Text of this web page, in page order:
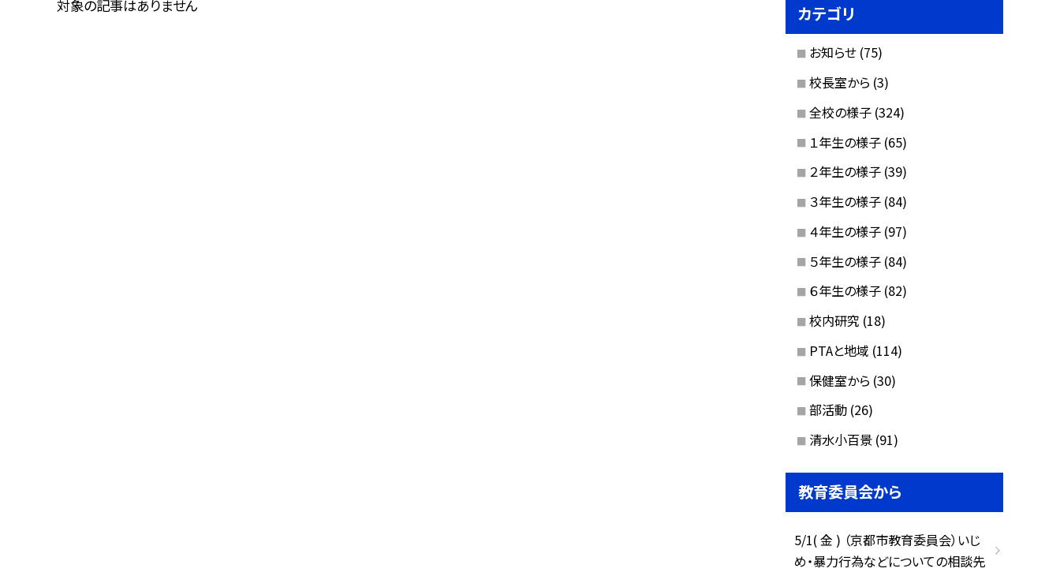
対象の記事はありません カテゴリ
お知らせ (75)
校長室から (3)
全校の様子 (324)
１年生の様子 (65)
２年生の様子 (39)
３年生の様子 (84)
４年生の様子 (97)
５年生の様子 (84)
６年生の様子 (82)
校内研究 (18)
PTAと地域 (114)
保健室から (30)
部活動 (26)
清水小百景 (91)
教育委員会から
5/1( 金 ) （京都市教育委員会）いじ
め・暴力行為などについての相談先